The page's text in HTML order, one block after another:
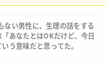
ない男性に、生理の話をする
あなたとはOKだけど、今日
う意味だと思ってた。